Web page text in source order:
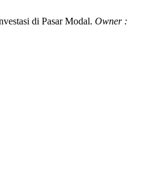
di Pasar Modal. Owner :